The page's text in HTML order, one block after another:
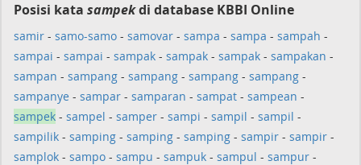
Posisi kata sampekdi database KBBI Online
samir - samo-samo - samovar - sampa - sampa - sampah -
sampai - sampai - sampak - sampak - sampak - sampakan -
sampan - sampang - sampang - sampang - sampang -
sampanye - sampar - samparan - sampat - sampean -
sampek - sampel - samper - sampi - sampil - sampil -
sampilik - samping - samping - samping - sampir - sampir -
samplok - sampo - sampu - sampuk - sampul - sampur -